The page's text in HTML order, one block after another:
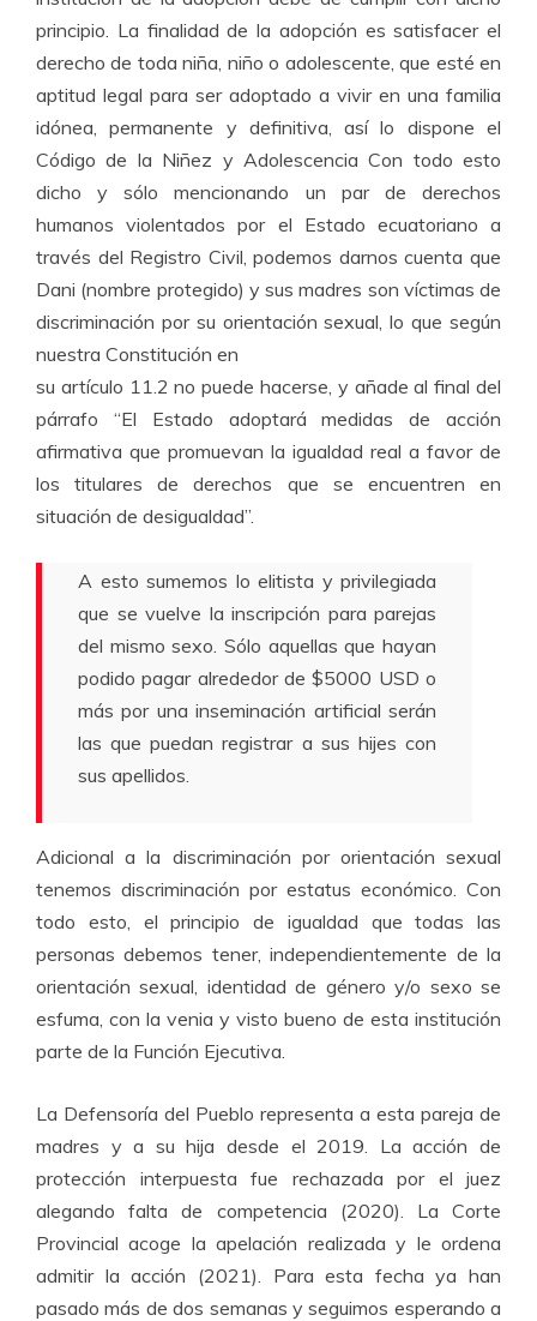
principio. La finalidad de la adopción es satisfacer el
derecho de toda niña, niño o adolescente, que esté en
aptitud legal para ser adoptado a vivir en una familia
idónea, permanente y definitiva, así lo dispone el
Código de la Niñez y AdolescenciaCon todo esto
dicho y sólo mencionando un par de derechos
humanos violentados por el Estado ecuatoriano a
través del Registro Civil, podemos darnos cuenta que
Dani (nombre protegido) y sus madres son víctimas de
discriminación por su orientación sexual, lo que según
nuestra Constitución en
su artículo 11.2 no puede hacerse, y añade al final del
párrafo “El Estado adoptará medidas de acción
afirmativa que promuevan la igualdad real a favor de
los titulares de derechos que se encuentren en
situación de desigualdad”.
A esto sumemos lo elitista y privilegiada
que se vuelve la inscripción para parejas
del mismo sexo. Sólo aquellas que hayan
podido pagar alrededor de $5000 USD o
más por una inseminación artificial serán
las que puedan registrar a sus hijes con
sus apellidos.
Adicional a la discriminación por orientación sexual
tenemos discriminación por estatus económico. Con
todo esto, el principio de igualdad que todas las
personas debemos tener, independientemente de la
orientación sexual, identidad de género y/o sexo se
esfuma, con la venia y visto bueno de esta institución
parte de la Función Ejecutiva.
La Defensoría del Pueblo representa a esta pareja de
madres y a su hija desde el 2019. La acción de
protección interpuesta fue rechazada por el juez
alegando falta de competencia (2020). La Corte
Provincial acoge la apelación realizada y le ordena
admitir la acción (2021). Para esta fecha ya han
pasado más de dos semanas y seguimos esperando a